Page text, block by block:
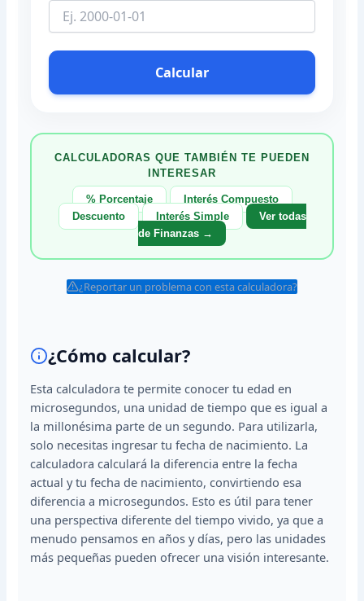
Calcular
CALCULADORAS QUE TAMBIÉN TE PUEDEN
INTERESAR
% Porcentaje
Interés Compuesto
Descuento
Interés Simple
Ver todas
de Finanzas →
¿Reportar un problema con esta calculadora?
¿Cómo calcular?
Esta calculadora te permite conocer tu edad en
microsegundos, una unidad de tiempo que es igual a
la millonésima parte de un segundo. Para utilizarla,
solo necesitas ingresar tu fecha de nacimiento. La
calculadora calculará la diferencia entre la fecha
actual y tu fecha de nacimiento, convirtiendo esa
diferencia a microsegundos. Esto es útil para tener
una perspectiva diferente del tiempo vivido, ya que a
menudo pensamos en años y días, pero las unidades
más pequeñas pueden ofrecer una visión interesante.